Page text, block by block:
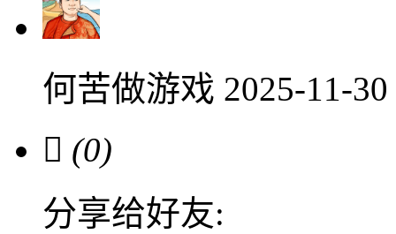
何苦做游戏 2025-11-
 (0)
分享给好友: